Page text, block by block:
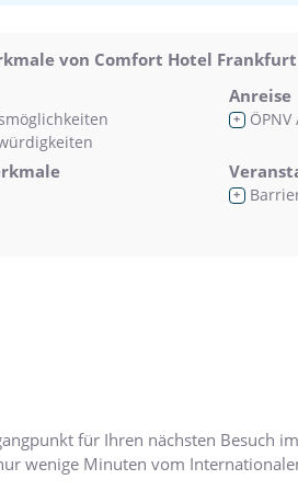
von Comfort Hotel
Anreise
+ ÖPNV
+
für Ihren nächsten Besuch
wenige Minuten vom